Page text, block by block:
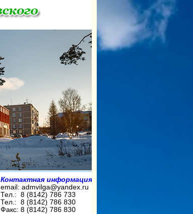
Контактная информация:
email: admvilga@yandex.ru
Тел.: 8 (8142) 786 733
Тел.: 8 (8142) 786 830
Факс: 8 (8142) 786 830